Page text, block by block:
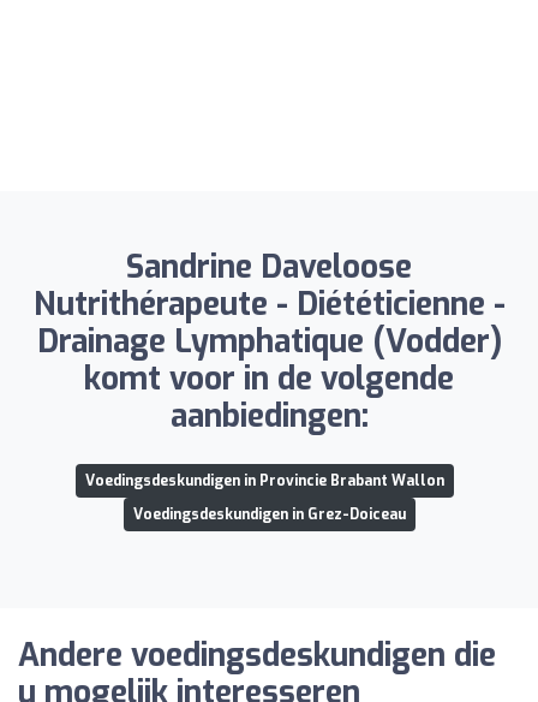
Sandrine Daveloose
Nutrithérapeute - Diététicienne -
Drainage Lymphatique (Vodder)
komt voor in de volgende
aanbiedingen:
Voedingsdeskundigen in Provincie Brabant Wallon
Voedingsdeskundigen in Grez-Doiceau
Andere voedingsdeskundigen die
u mogelijk interesseren